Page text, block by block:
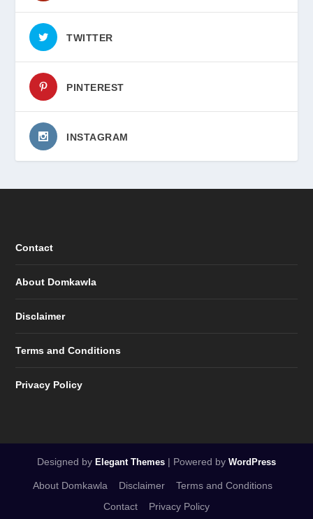
TWITTER
PINTEREST
INSTAGRAM
Contact
About Domkawla
Disclaimer
Terms and Conditions
Privacy Policy
Designed by Elegant Themes | Powered by WordPress
About Domkawla Disclaimer
Terms and Conditions
Contact
Privacy Policy